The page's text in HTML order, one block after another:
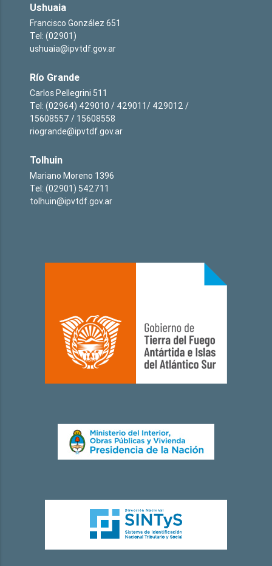
Ushuaia
Francisco González 651
Tel: (02901)
ushuaia@ipvtdf.gov.ar
Río Grande
Carlos Pellegrini 511
Tel: (02964) 429010 / 429011/ 429012 /
15608557 / 15608558
riogrande@ipvtdf.gov.ar
Tolhuin
Mariano Moreno 1396
Tel: (02901) 542711
tolhuin@ipvtdf.gov.ar